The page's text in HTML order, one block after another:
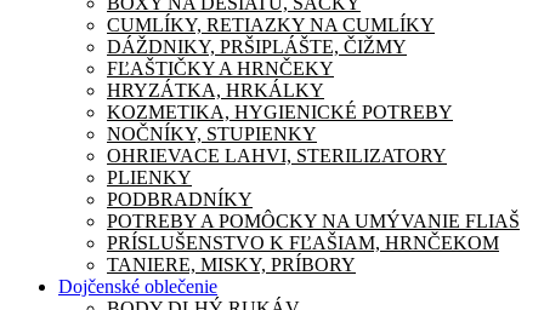
CUMLÍKY, RETIAZKY NA CUMLÍKY
DÁŽDNIKY, PRŠIPLÁŠTE, ČIŽMY
FĽAŠTIČKY A HRNČEKY
HRYZÁTKA, HRKÁLKY
KOZMETIKA, HYGIENICKÉ POTREBY
NOČNÍKY, STUPIENKY
OHRIEVACE LAHVI, STERILIZATORY
PLIENKY
PODBRADNÍKY
POTREBY A POMÔCKY NA UMÝVANIE FLIAŠ
PRÍSLUŠENSTVO K FĽAŠIAM, HRNČEKOM
TANIERE, MISKY, PRÍBORY
Dojčenské oblečenie